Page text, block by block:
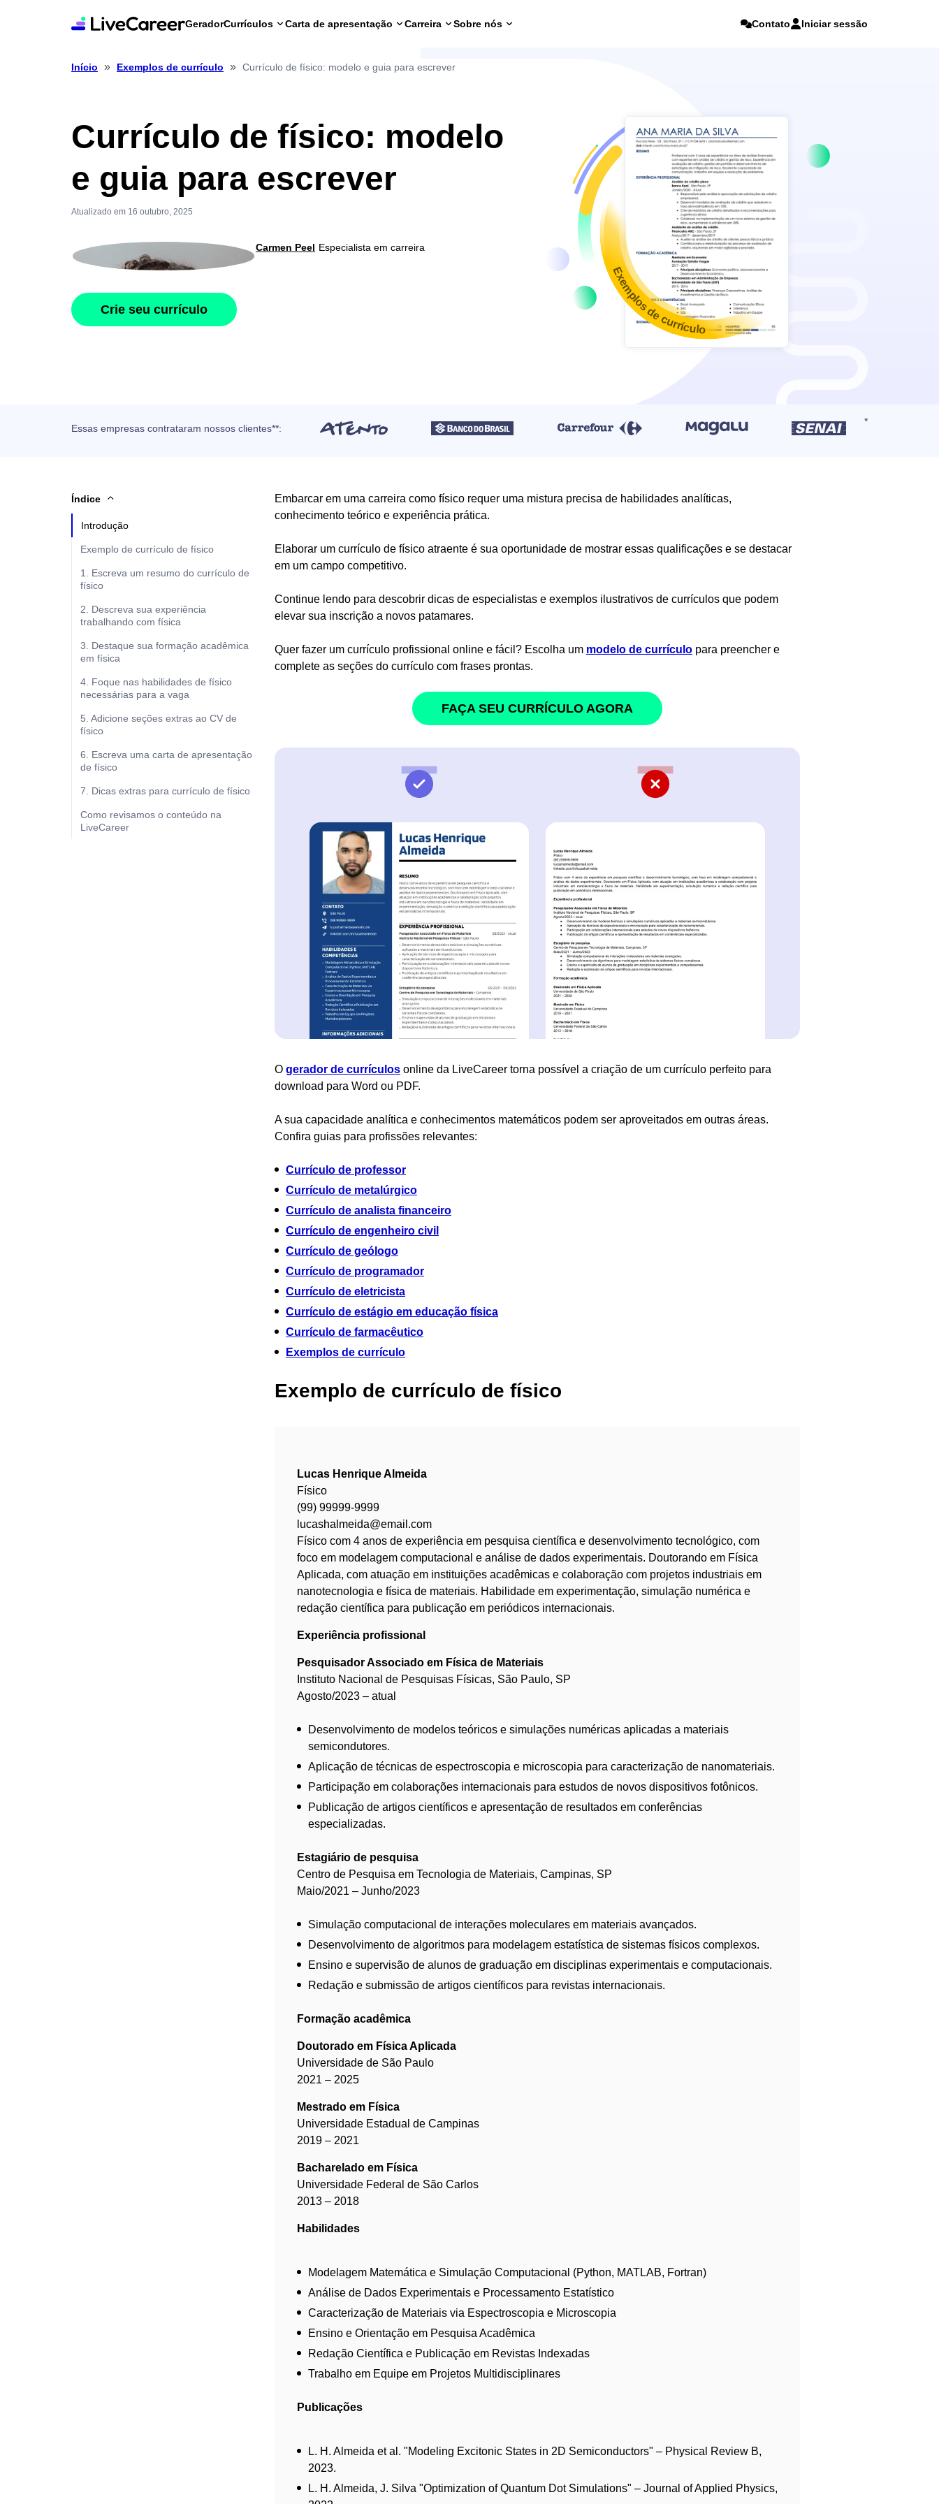
GeradorCurrículos Carta de apresentação Carreira Sobre nós Contato Iniciar sessão
Início » Exemplos de currículo » Currículo de físico: modelo e guia para escrever
Currículo de físico: modelo
e guia para escrever
Atualizado em 16 outubro, 2025
Carmen Peel Especialista em carreira
Crie seu currículo Exemplos de currículo
Essas empresas contrataram nossos clientes**:
Índice
Introdução
Exemplo de currículo de físico
1. Escreva um resumo do currículo de
físico
2. Descreva sua experiência
trabalhando com física
3. Destaque sua formação acadêmica
em física
4. Foque nas habilidades de físico
necessárias para a vaga
5. Adicione seções extras ao CV de
físico
6. Escreva uma carta de apresentação
de físico
7. Dicas extras para currículo de físico
Como revisamos o conteúdo na
LiveCareer
Embarcar em uma carreira como físico requer uma mistura precisa de habilidades analíticas,
conhecimento teórico e experiência prática.
Elaborar um currículo de físico atraente é sua oportunidade de mostrar essas qualificações e se destacar
em um campo competitivo.
Continue lendo para descobrir dicas de especialistas e exemplos ilustrativos de currículos que podem
elevar sua inscrição a novos patamares.
Quer fazer um currículo profissional online e fácil? Escolha um modelo de currículo para preencher e
complete as seções do currículo com frases prontas.
FAÇA SEU CURRÍCULO AGORA
O gerador de currículos online da LiveCareer torna possível a criação de um currículo perfeito para
download para Word ou PDF.
A sua capacidade analítica e conhecimentos matemáticos podem ser aproveitados em outras áreas.
Confira guias para profissões relevantes:
Currículo de professor
Currículo de metalúrgico
Currículo de analista financeiro
Currículo de engenheiro civil
Currículo de geólogo
Currículo de programador
Currículo de eletricista
Currículo de estágio em educação física
Currículo de farmacêutico
Exemplos de currículo
Exemplo de currículo de físico
Lucas Henrique Almeida
Físico
(99) 99999-9999
lucashalmeida@email.com
Físico com 4 anos de experiência em pesquisa científica e desenvolvimento tecnológico, com
foco em modelagem computacional e análise de dados experimentais. Doutorando em Física
Aplicada, com atuação em instituições acadêmicas e colaboração com projetos industriais em
nanotecnologia e física de materiais. Habilidade em experimentação, simulação numérica e
redação científica para publicação em periódicos internacionais.
Experiência profissional
Pesquisador Associado em Física de Materiais
Instituto Nacional de Pesquisas Físicas, São Paulo, SP
Agosto/2023 – atual
Desenvolvimento de modelos teóricos e simulações numéricas aplicadas a materiais
semicondutores.
Aplicação de técnicas de espectroscopia e microscopia para caracterização de nanomateriais.
Participação em colaborações internacionais para estudos de novos dispositivos fotônicos.
Publicação de artigos científicos e apresentação de resultados em conferências
especializadas.
Estagiário de pesquisa
Centro de Pesquisa em Tecnologia de Materiais, Campinas, SP
Maio/2021 – Junho/2023
Simulação computacional de interações moleculares em materiais avançados.
Desenvolvimento de algoritmos para modelagem estatística de sistemas físicos complexos.
Ensino e supervisão de alunos de graduação em disciplinas experimentais e computacionais.
Redação e submissão de artigos científicos para revistas internacionais.
Formação acadêmica
Doutorado em Física Aplicada
Universidade de São Paulo
2021 – 2025
Mestrado em Física
Universidade Estadual de Campinas
2019 – 2021
Bacharelado em Física
Universidade Federal de São Carlos
2013 – 2018
Habilidades
Modelagem Matemática e Simulação Computacional (Python, MATLAB, Fortran)
Análise de Dados Experimentais e Processamento Estatístico
Caracterização de Materiais via Espectroscopia e Microscopia
Ensino e Orientação em Pesquisa Acadêmica
Redação Científica e Publicação em Revistas Indexadas
Trabalho em Equipe em Projetos Multidisciplinares
Publicações
L. H. Almeida et al. "Modeling Excitonic States in 2D Semiconductors" – Physical Review B,
2023.
L. H. Almeida, J. Silva "Optimization of Quantum Dot Simulations" – Journal of Applied Physics,